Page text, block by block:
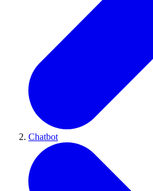
Chatbot